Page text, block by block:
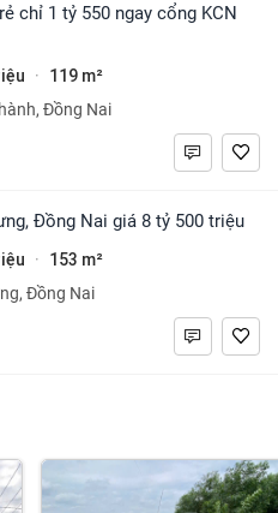
· 119 m²
Đồng Nai
Bán nhà mặt phố tại Xã Tân Hưng, Đồng Nai giá 8 tỷ 500 triệu
· 153 m²
Đồng Nai